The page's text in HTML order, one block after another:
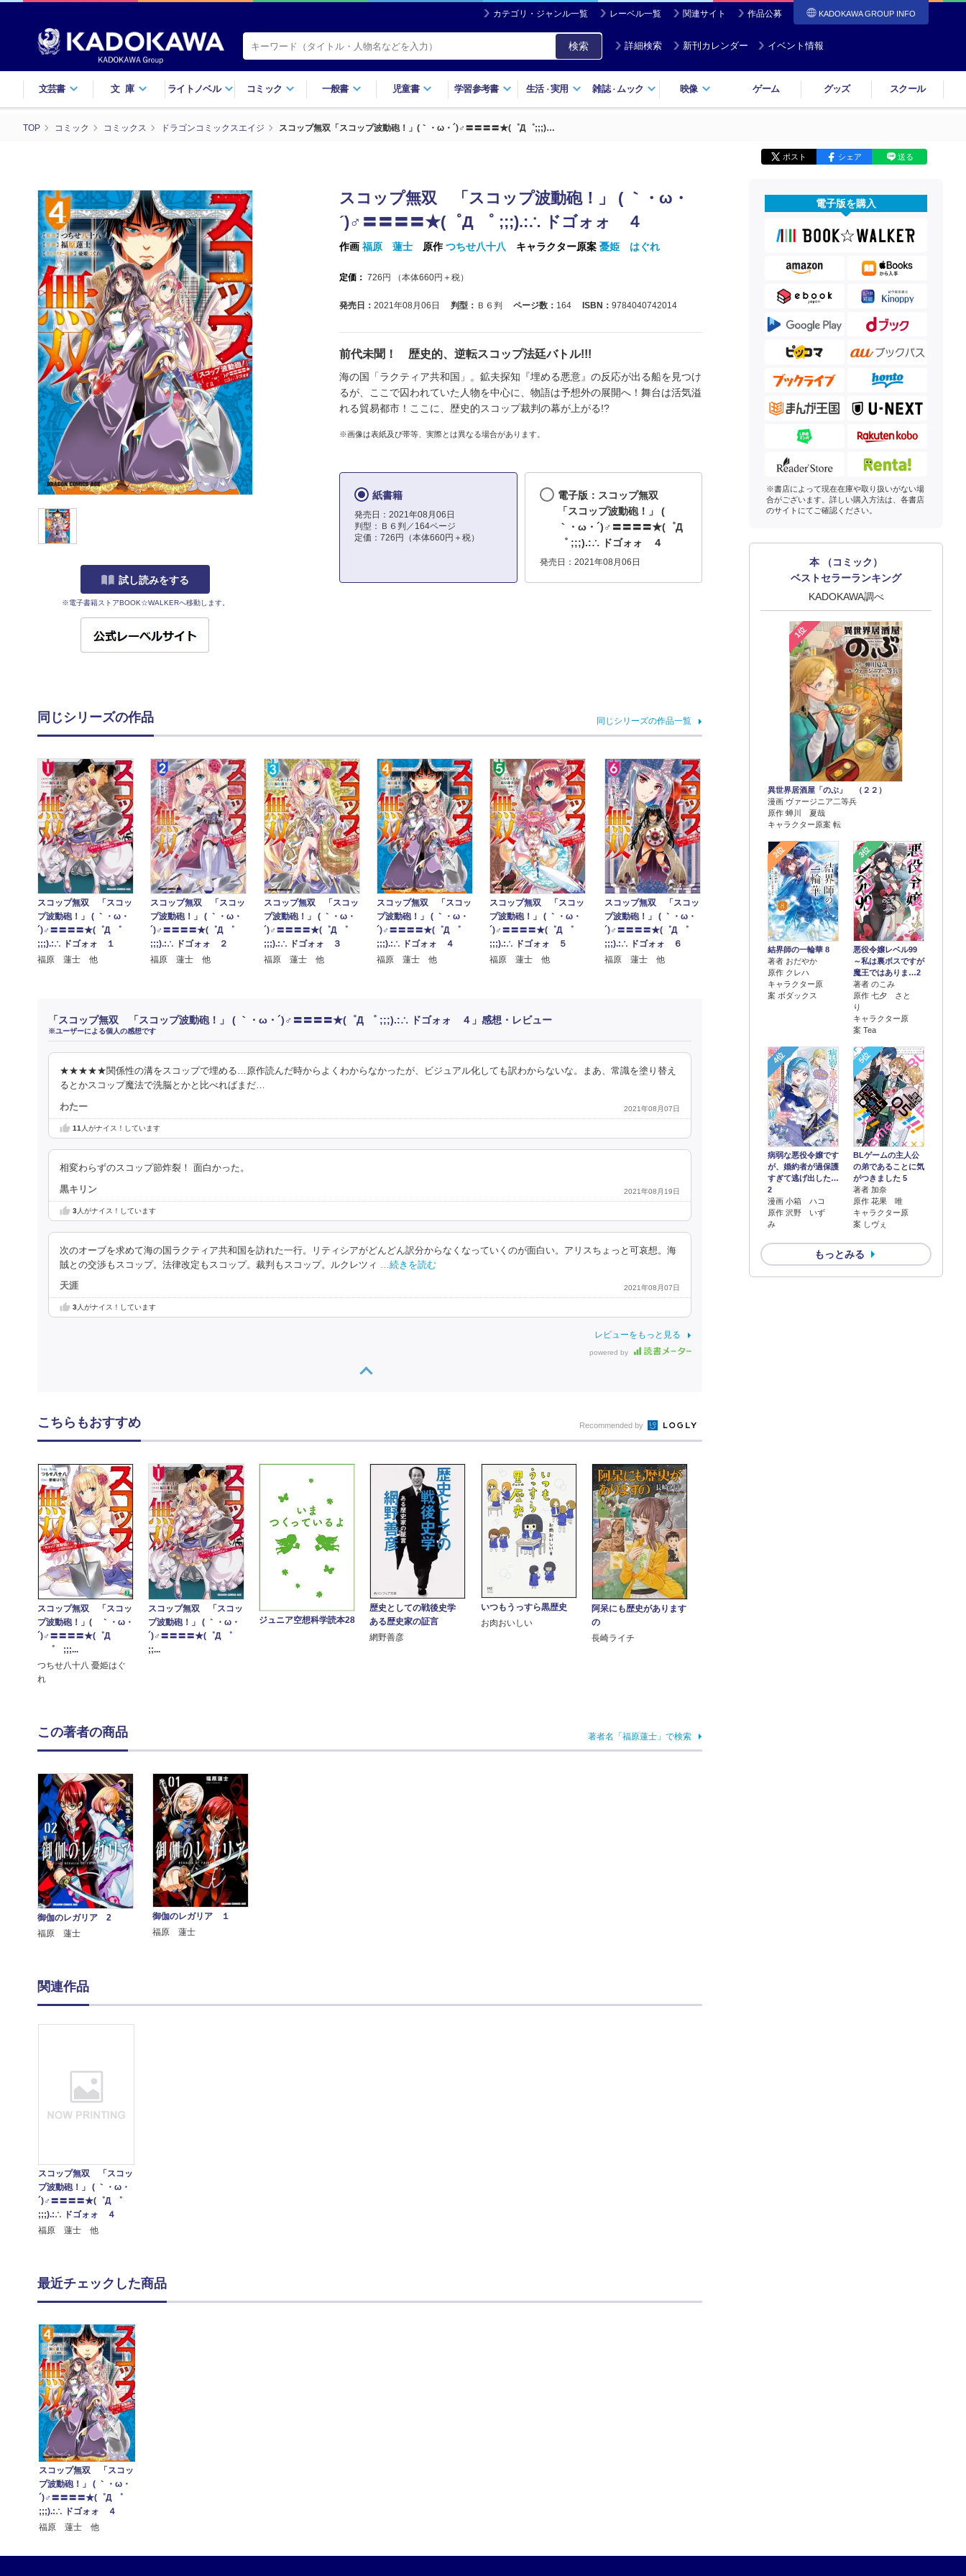
カテゴリ・ジャンル一覧 レーベル一覧 関連サイト 作品公募 KADOKAWA GROUP INFO
検索 詳細検索 新刊カレンダー イベント情報
文芸書 文庫 ライトノベル コミック 一般書 児童書 学習参考書 生活・実用 雑誌・ ムック 映像 ゲーム グッズ スクール
TOP コミック コミックス ドラゴンコミックスエイジ スコップ無双「スコップ波動砲！」(｀・ω・´)♂〓〓〓〓★(゜Д゜;;;)…
ポスト シェア 送る
試し読みをする
※電子書籍ストアBOOK☆WALKERへ移動します。
スコップ無双 「スコップ波動砲！」 ( ｀・ω・
´)♂〓〓〓〓★(゜Д ゜ ;;;).:∴ ドゴォォ ４
作画 福原 蓮士 原作つちせ八十八 キャラクター原案 憂姫 はぐれ
定価： 726 円 （本体660円＋税）
発売日： 2021年08月06日 判型： Ｂ６判 ページ数： 164 ISBN： 9784040742014
前代未聞！ 歴史的、逆転スコップ法廷バトル!!!
海の国「ラクティア共和国」。鉱夫探知『埋める悪意』の反応が出る船を見つけ
るが、ここで囚われていた人物を中心に、物語は予想外の展開へ！舞台は活気溢
れる貿易都市！ここに、歴史的スコップ裁判の幕が上がる!?
※画像は表紙及び帯等、実際とは異なる場合があります。
紙書籍
発売日：2021年08月06日
判型：Ｂ６判／164ページ
定価：726円（本体660円＋税）
電子版：スコップ無双
「スコップ波動砲！」 (
｀・ω・´)♂〓〓〓〓★(゜Д
゜ ;;;).:∴ ドゴォォ ４
発売日：2021年08月06日
同じシリーズの作品 同じシリーズの作品一覧
スコップ無双 「スコッ
プ波動砲！」 ( ｀・ω・
´)♂〓〓〓〓★(゜Д ゜
;;;).:∴ ドゴォォ １
福原 蓮士 他
スコップ無双 「スコッ
プ波動砲！」 ( ｀・ω・
´)♂〓〓〓〓★(゜Д ゜
;;;).:∴ ドゴォォ ２
福原 蓮士 他
スコップ無双 「スコッ
プ波動砲！」 ( ｀・ω・
´)♂〓〓〓〓★(゜Д ゜
;;;).:∴ ドゴォォ ３
福原 蓮士 他
スコップ無双 「スコッ
プ波動砲！」 ( ｀・ω・
´)♂〓〓〓〓★(゜Д ゜
;;;).:∴ ドゴォォ ４
福原 蓮士 他
スコップ無双 「スコッ
プ波動砲！」 ( ｀・ω・
´)♂〓〓〓〓★(゜Д ゜
;;;).:∴ ドゴォォ ５
福原 蓮士 他
スコップ無双 「スコッ
プ波動砲！」 ( ｀・ω・
´)♂〓〓〓〓★(゜Д ゜
;;;).:∴ ドゴォォ ６
福原 蓮士 他
「スコップ無双 「スコップ波動砲！」 ( ｀・ω・´)♂〓〓〓〓★(゜Д ゜ ;;;).:∴ ドゴォォ ４」感想・レビュー
※ユーザーによる個人の感想です
★★★★★関係性の溝をスコップで埋める…原作読んだ時からよくわからなかったが、ビジュアル化しても訳わからないな。まあ、常識を塗り替え
るとかスコップ魔法で洗脳とかと比べればまだ…
わたー 2021年08月07日
11 人がナイス！しています
相変わらずのスコップ節炸裂！ 面白かった。
黒キリン 2021年08月19日
3人がナイス！しています
次のオーブを求めて海の国ラクティア共和国を訪れた一行。リティシアがどんどん訳分からなくなっていくのが面白い。アリスちょっと可哀想。海
賊との交渉もスコップ。法律改定もスコップ。裁判もスコップ。ルクレツィ
…続きを読む
天涯 2021年08月07日
3人がナイス！しています
レビューをもっと見る
powered by
電子版を購入
※書店によって現在在庫や取り扱いがない場
合がございます。詳しい購入方法は、各書店
のサイトにてご確認ください。
本 （コミック）
ベストセラーランキング
KADOKAWA調べ
1位
異世界居酒屋「のぶ」 （２２）
漫画 ヴァージニア二等兵
原作 蝉川 夏哉
キャラクター原案 転
2位
結界師の一輪華 8
著者 おだやか
原作 クレハ
キャラクター原
案 ボダックス
3位
悪役令嬢レベル99
～私は裏ボスですが
魔王ではありま…2
著者 のこみ
原作 七夕 さと
り
キャラクター原
案 Tea
4位
病弱な悪役令嬢です
が、婚約者が過保護
すぎて逃げ出した…
2
漫画 小箱 ハコ
原作 沢野 いず
み
5位
BLゲームの主人公
の弟であることに気
がつきました 5
著者 加奈
原作 花果 唯
キャラクター原
案 しヴぇ
もっとみる
こちらもおすすめ Recommended by
スコップ無双 「スコッ
プ波動砲！」( ｀・ω・
´)♂〓〓〓〓★(゜Д
゜ ;;;...
つちせ八十八 憂姫はぐ
れ
スコップ無双 「スコッ
プ波動砲！」 ( ｀・ω・
´)♂〓〓〓〓★(゜Д ゜
;;...
ジュニア空想科学読本28
歴史としての戦後史学
ある歴史家の証言
網野善彦
いつもうっすら黒歴史
お肉おいしい
阿呆にも歴史があります
の
長崎ライチ
この著者の商品 著者名「福原蓮士」で検索
御伽のレガリア 2
福原 蓮士
御伽のレガリア １
福原 蓮士
関連作品
スコップ無双 「スコッ
プ波動砲！」 ( ｀・ω・
´)♂〓〓〓〓★(゜Д ゜
;;;).:∴ ドゴォォ ４
福原 蓮士 他
最近チェックした商品
スコップ無双 「スコッ
プ波動砲！」 ( ｀・ω・
´)♂〓〓〓〓★(゜Д ゜
;;;).:∴ ドゴォォ ４
福原 蓮士 他